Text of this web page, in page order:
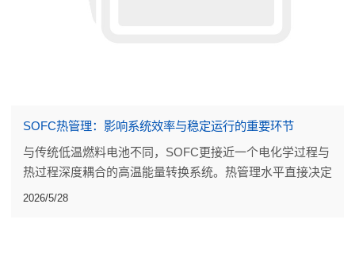
SOFC热管理：影响系统效率与稳定运行的重要环节
与传统低温燃料电池不同，SOFC更接近一个电化学过程与
热过程深度耦合的高温能量转换系统。热管理水平直接决定
着系统整体性能。
2026/5/28